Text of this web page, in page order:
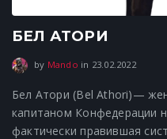
БЕЛ АТОРИ
by Mando in 23.02.2022
Бел Атори (Bel Athori)—
капитаном Конфедерации
фактически правившая